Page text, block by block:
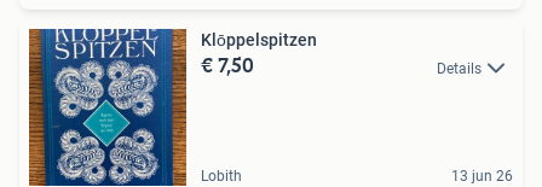
Klōppelspitzen
€ 7,50 Details
Lobith 13 jun 26